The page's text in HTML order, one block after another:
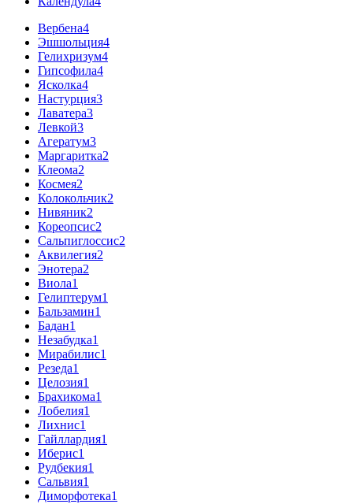
Вербена4
Эшшольция4
Гелихризум4
Гипсофила4
Ясколка4
Настурция3
Лаватера3
Левкой3
Агератум3
Маргаритка2
Клеома2
Космея2
Колокольчик2
Нивяник2
Кореопсис2
Сальпиглоссис2
Аквилегия2
Энотера2
Виола1
Гелиптерум1
Бальзамин1
Бадан1
Незабудка1
Мирабилис1
Резеда1
Целозия1
Брахикома1
Лобелия1
Лихнис1
Гайллардия1
Иберис1
Рудбекия1
Сальвия1
Диморфотека1